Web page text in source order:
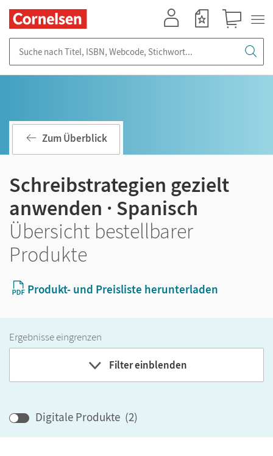
Zum Überblick
Schreibstrategien gezielt
anwenden · Spanisch
Übersicht bestellbarer
Produkte
Produkt- und Preisliste herunterladen
Ergebnisse eingrenzen
Filter einblenden
Digitale Produkte (2)